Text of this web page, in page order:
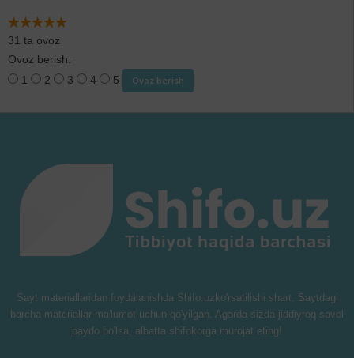
31 ta ovoz
Ovoz berish:
1
2 3 4 5
Sayt materiallaridan foydalanishda Shifo.uzko'rsatilishi shart. Saytdagi
barcha materiallar ma'lumot uchun qo'yilgan. Agarda sizda jiddiyroq savol
paydo bo'lsa, albatta shifokorga murojat eting!